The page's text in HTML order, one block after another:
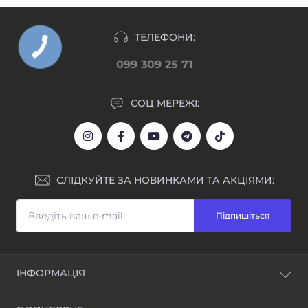
ТЕЛЕФОНИ:
099 309 25 71
СОЦ МЕРЕЖІ:
СЛІДКУЙТЕ ЗА НОВИНКАМИ ТА АКЦІЯМИ:
Підпишіться
ІНФОРМАЦІЯ